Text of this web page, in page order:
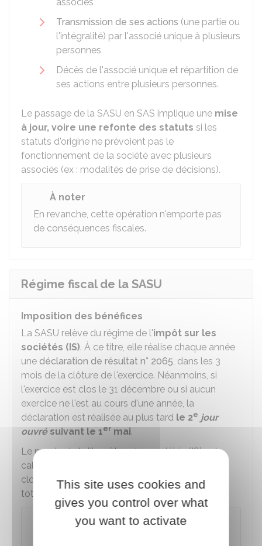
Transmission de ses actions (une partie ou
l'intégralité) par l'associé unique à plusieurs
personnes
Décès de l'associé unique et répartition de
ses actions entre plusieurs personnes.
Le passage de la SASU en SAS implique une mise
à jour, voire une refonte des statuts si les
statuts d'origine ne prévoient pas le
fonctionnement de la société avec plusieurs
associés (ex : modalités de prise de décisions).
À noter
En revanche, cette opération n'emporte pas
de conséquences fiscales.
Régime fiscal de la SASU
Imposition des bénéfices
La SASU relève du régime de l'impôt sur les
sociétés (IS). À ce titre, elle réalise chaque année
une déclaration de résultat n° 2065, dans les 3
mois de la clôture de l'exercice. Néanmoins, si
l'exercice est clos le 31 décembre ou si aucun
exercice ne l'est au cours d'une année, la
déclaration est réalisée au plus tard le 2e jour
ouvrésuivant le 1er mai.
Le montant de l'impôt sur les sociétés (IS) est
calculé à partir des résultats du dernier exercice
clos. Letaux d'imposition est de 25 %sur la
totalité de ce résultat fiscal.
À noter
This site uses cookies and
gives you control over what
you want to activate